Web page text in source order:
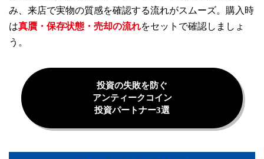
み、来店で実物の質感を確認する流れがスムーズ。購入時
は真贋・保存状態・売却の流れをセットで確認しましょ
う。
投資の失敗を防ぐ
アンティークコイン
投資パートナー3選